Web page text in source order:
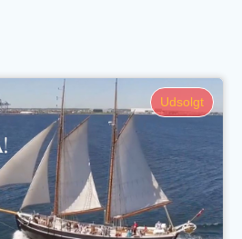
Udsolgt